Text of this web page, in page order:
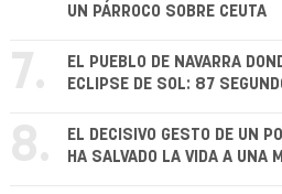
UN PÁRROCO SOBRE CEUTA
7.
EL PUEBLO DE NAVARRA
ECLIPSE DE SOL: 87
8.
EL DECISIVO GESTO DE UN
HA SALVADO LA VIDA A UNA